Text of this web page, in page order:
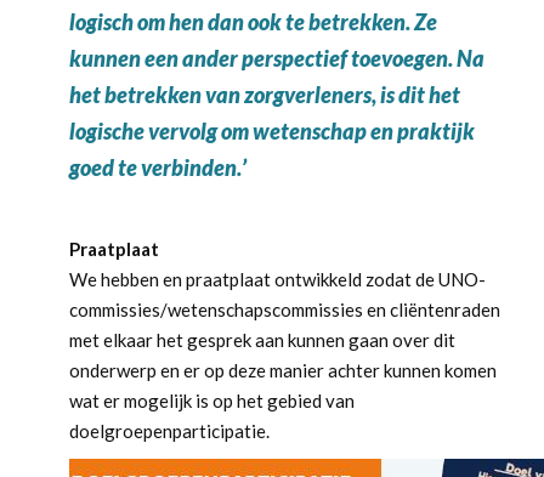
logisch om hen dan ook te betrekken. Ze
kunnen een ander perspectief toevoegen. Na
het betrekken van zorgverleners, is dit het
logische vervolg om wetenschap en praktijk
goed te verbinden.’
Praatplaat
We hebben en praatplaat ontwikkeld zodat de UNO-
commissies/wetenschapscommissies en cliëntenraden
met elkaar het gesprek aan kunnen gaan over dit
onderwerp en er op deze manier achter kunnen komen
wat er mogelijk is op het gebied van
doelgroepenparticipatie.